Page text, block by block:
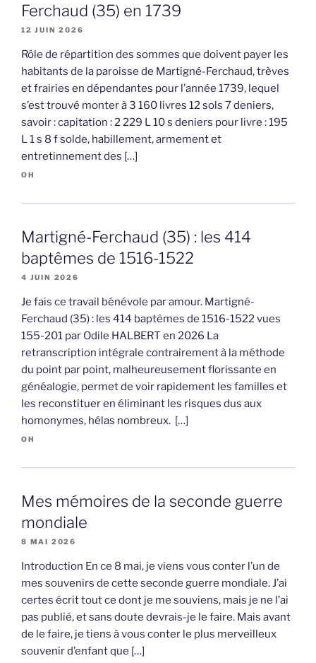
Ferchaud (35) en 1739
12 JUIN 2026
Rôle de répartition des sommes que doivent payer les
habitants de la paroisse de Martigné-Ferchaud, trèves
et frairies en dépendantes pour l’année 1739, lequel
s’est trouvé monter à 3 160 livres 12 sols 7 deniers,
savoir : capitation : 2 229 L 10 s deniers pour livre : 195
L 1 s 8 f solde, habillement, armement et
entretinnement des […]
OH
Martigné-Ferchaud (35) : les 414
baptêmes de 1516-1522
4 JUIN 2026
Je fais ce travail bénévole par amour. Martigné-
Ferchaud (35) : les 414 baptêmes de 1516-1522 vues
155-201 par Odile HALBERT en 2026 La
retranscription intégrale contrairement à la méthode
du point par point, malheureusement florissante en
généalogie, permet de voir rapidement les familles et
les reconstituer en éliminant les risques dus aux
homonymes, hélas nombreux. […]
OH
Mes mémoires de la seconde guerre
mondiale
8 MAI 2026
Introduction En ce 8 mai, je viens vous conter l’un de
mes souvenirs de cette seconde guerre mondiale. J’ai
certes écrit tout ce dont je me souviens, mais je ne l’ai
pas publié, et sans doute devrais-je le faire. Mais avant
de le faire, je tiens à vous conter le plus merveilleux
souvenir d’enfant que […]